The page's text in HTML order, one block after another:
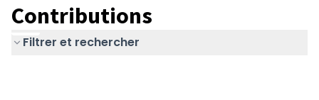
Contributions
Filtrer et rechercher